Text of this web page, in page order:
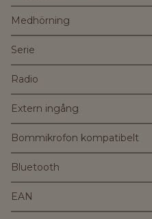
Medhörning
Serie
Radio
Extern ingång
Bommikrofon kompatibelt
Bluetooth
EAN